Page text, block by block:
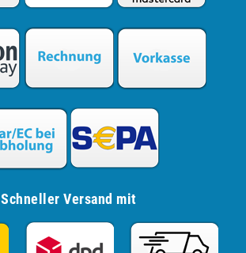
Schneller Versand mit